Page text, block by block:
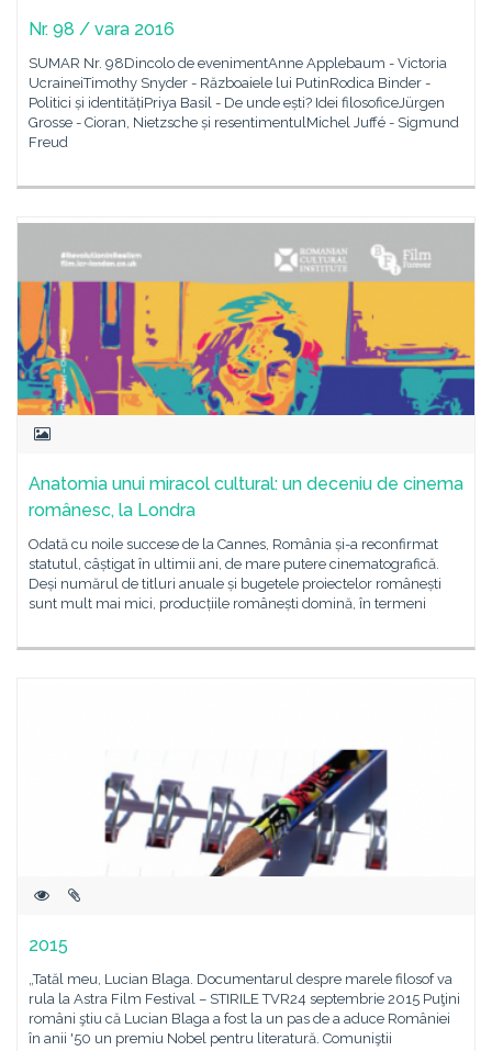
Nr. 98 / vara 2016
SUMAR Nr. 98Dincolo de evenimentAnne Applebaum - Victoria
UcraineiTimothy Snyder - Războaiele lui PutinRodica Binder -
Politici și identitățiPriya Basil - De unde ești? Idei filosoficeJürgen
Grosse - Cioran, Nietzsche și resentimentulMichel Juffé - Sigmund
Freud
Anatomia unui miracol cultural: un deceniu de cinema
românesc, la Londra
Odată cu noile succese de la Cannes, România și-a reconfirmat
statutul, câștigat în ultimii ani, de mare putere cinematografică.
Deși numărul de titluri anuale și bugetele proiectelor românești
sunt mult mai mici, producțiile românești domină, în termeni
2015
„Tatăl meu, Lucian Blaga. Documentarul despre marele filosof va
rula la Astra Film Festival – STIRILE TVR24 septembrie 2015 Puţini
români ştiu că Lucian Blaga a fost la un pas de a aduce României
în anii '50 un premiu Nobel pentru literatură. Comuniştii